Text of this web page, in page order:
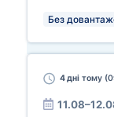
Без
4 дні тому